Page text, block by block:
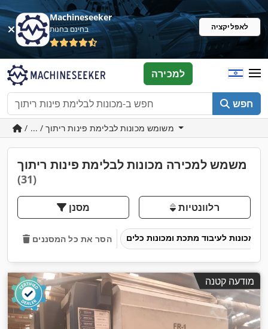
Machineseeker
בחינם בחנות לאפליקציה
חפש
למכירה
משמש למכירה מכונות לבלימת פינות ריתוך
(31)
מסנן רלוונטיות
הסר את כל המסננים
מודעה קטנה